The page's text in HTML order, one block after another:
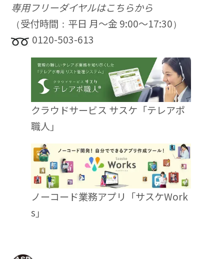
専用フリーダイヤルはこちらから
（受付時間：平日 月〜金 9:00〜17:30）
0120-503-613
クラウドサービス サスケ「テレアポ
職人」
ノーコード業務アプリ「サスケWork
s」